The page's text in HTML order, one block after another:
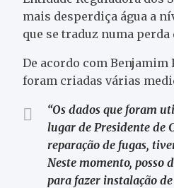
mais desperdiça água a
que se traduz numa
De acordo com Benjamim
foram criadas várias
“Os dados que foram
lugar de Presidente de
reparação de fugas,
Neste momento, posso
para fazer instalação